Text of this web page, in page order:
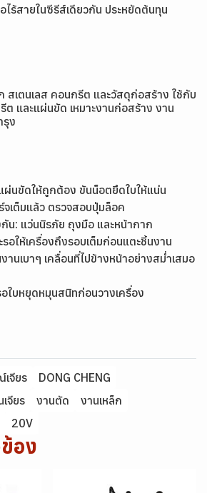
ไร้สายในซีรีส์เดียวกัน ประหยัดต้นทุน
สเตนเลส คอนกรีต และวัสดุก่อสร้าง ใช้กับ
ต และแผ่นขัด เหมาะงานก่อสร้าง งาน
รุง
นขัดให้ถูกต้อง ขันน็อตยึดใบให้แน่น
จเต็มแล้ว ตรวจสอบปุ่มล็อค
น: แว่นนิรภัย ถุงมือ และหน้ากาก
อให้เครื่องถึงรอบเต็มก่อนแตะชิ้นงาน
านเบาๆ เคลื่อนที่ไปข้างหน้าอย่างสม่ำเสมอ
ใบหยุดหมุนสนิทก่อนวางเครื่อง
เจียร
DONG CHENG
จียร งานตัด
งานเหล็ก
20V
อง